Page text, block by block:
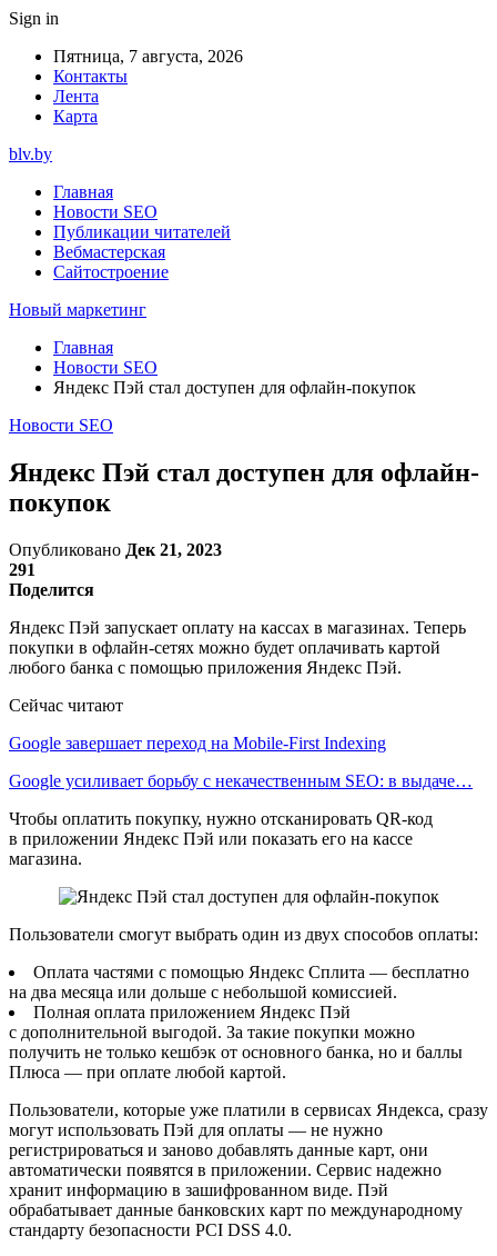
Sign in
Пятница, 7 августа, 2026
Контакты
Лента
Карта
blv.by
Главная
Новости SEO
Публикации читателей
Вебмастерская
Сайтостроение
Новый маркетинг
Главная
Новости SEO
Яндекс Пэй стал доступен для офлайн-покупок
Новости SEO
Яндекс Пэй стал доступен для офлайн-
покупок
Опубликовано Дек 21, 2023
291
Поделится
Яндекс Пэй запускает оплату на кассах в магазинах. Теперь
покупки в офлайн-сетях можно будет оплачивать картой
любого банка с помощью приложения Яндекс Пэй.
Сейчас читают
Google завершает переход на Mobile-First Indexing
Google усиливает борьбу с некачественным SEO: в выдаче…
Чтобы оплатить покупку, нужно отсканировать QR-код
в приложении Яндекс Пэй или показать его на кассе
магазина.
Пользователи смогут выбрать один из двух способов оплаты:
Оплата частями с помощью Яндекс Сплита — бесплатно
на два месяца или дольше с небольшой комиссией.
Полная оплата приложением Яндекс Пэй
с дополнительной выгодой. За такие покупки можно
получить не только кешбэк от основного банка, но и баллы
Плюса — при оплате любой картой.
Пользователи, которые уже платили в сервисах Яндекса, сразу
могут использовать Пэй для оплаты — не нужно
регистрироваться и заново добавлять данные карт, они
автоматически появятся в приложении. Сервис надежно
хранит информацию в зашифрованном виде. Пэй
обрабатывает данные банковских карт по международному
стандарту безопасности PCI DSS 4.0.